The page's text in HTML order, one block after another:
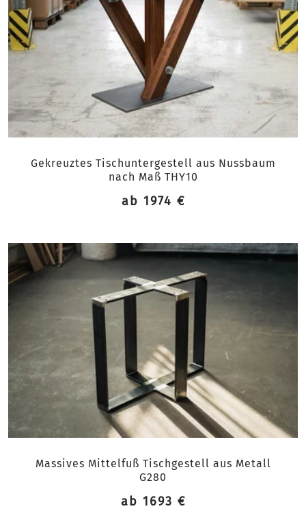
Gekreuztes Tischuntergestell aus Nussbaum
nach Maß THY10
ab 1974 €
Massives Mittelfuß Tischgestell aus Metall
G280
ab 1693 €